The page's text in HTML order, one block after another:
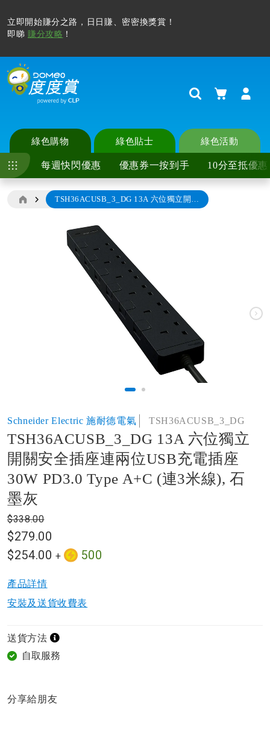
立即開始賺分之路，日日賺、密密換獎賞！
即睇 賺分攻略 ！
Search購物車
綠色購物
每週快閃優惠 優惠券一按到手 10分至抵優惠
綠色貼士 綠色活動
TSH36ACUSB_3_DG 13A 六位獨立開關安全插座連兩位USB充電插座 30W PD3.0 Type A+C (連3米線), 石墨灰
to
the
beginning
of
the
images
gallery
Schneider Electric 施耐德電氣 TSH36ACUSB_3_DG
TSH36ACUSB_3_DG 13A 六位獨立
開關安全插座連兩位USB充電插座
30W PD3.0 Type A+C (連3米線), 石
墨灰
$279.00
$254.00 + 500
$338.00
產品詳情​
安裝及送貨收費表
送貨方法
自取服務
分享給朋友​